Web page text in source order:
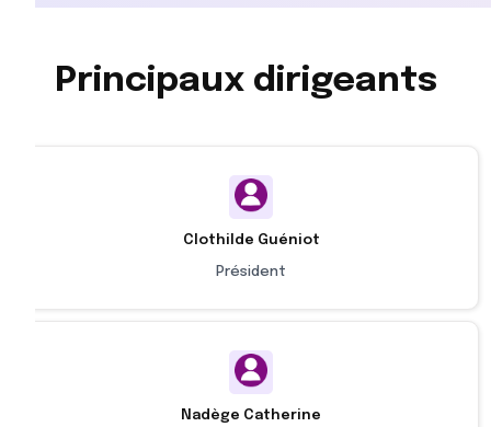
Principaux dirigeants
Clothilde Guéniot
Président
Nadège Catherine